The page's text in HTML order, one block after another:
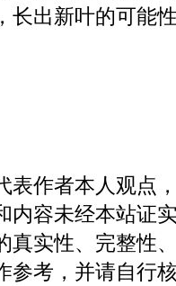
长出新叶的可能
表作者本人观点
内容未经本站证
真实性、完整性
参考，并请自行